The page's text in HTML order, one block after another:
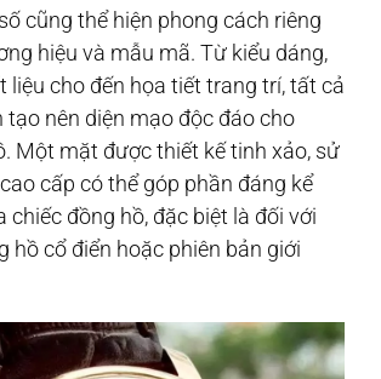
cũng thể hiện phong cách riêng
hiệu và mẫu mã. Từ kiểu dáng,
liệu cho đến họa tiết trang trí, tất cả
tạo nên diện mạo độc đáo cho
Một mặt được thiết kế tinh xảo, sử
cấp có thể góp phần đáng kể
chiếc đồng hồ, đặc biệt là đối với
hồ cổ điển hoặc phiên bản giới